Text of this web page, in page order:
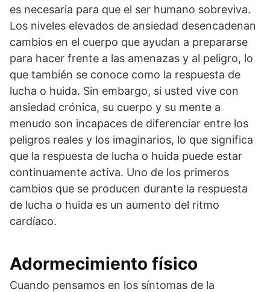
es necesaria para que el ser humano sobreviva.
Los niveles elevados de ansiedad desencadenan
cambios en el cuerpo que ayudan a prepararse
para hacer frente a las amenazas y al peligro, lo
que también se conoce como la respuesta de
lucha o huida. Sin embargo, si usted vive con
ansiedad crónica, su cuerpo y su mente a
menudo son incapaces de diferenciar entre los
peligros reales y los imaginarios, lo que significa
que la respuesta de lucha o huida puede estar
continuamente activa. Uno de los primeros
cambios que se producen durante la respuesta
de lucha o huida es un aumento del ritmo
cardíaco.
Adormecimiento físico
Cuando pensamos en los síntomas de la